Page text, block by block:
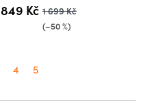
849 Kč 1 699 Kč
(–50 %)
4 5